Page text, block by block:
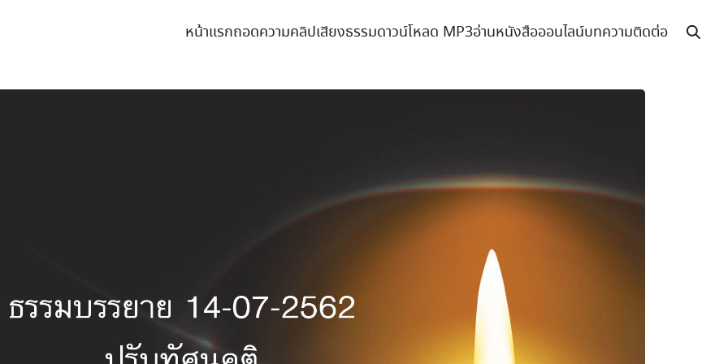
หน้าแรกถอดความคลิปเสียงธรรมดาวน์โหลด MP3อ่านหนังสือออนไลน์บทความติดต่อ